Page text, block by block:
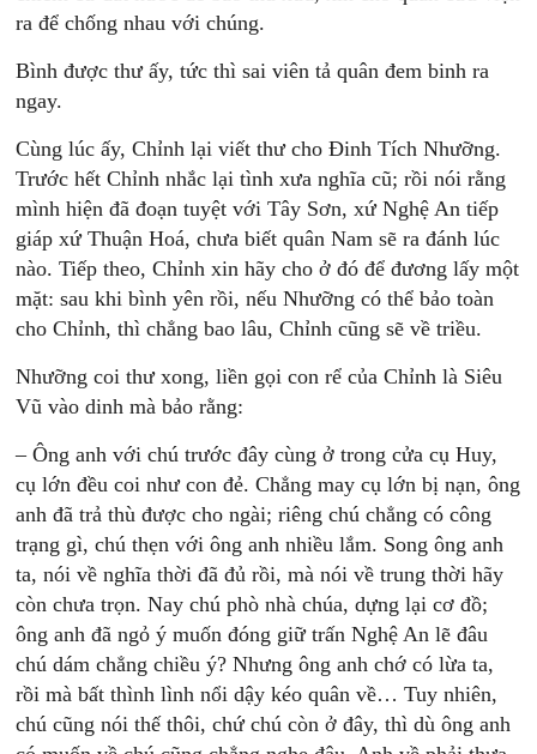
ra để chống nhau với chúng.
Bình được thư ấy, tức thì sai viên tả quân đem binh ra
ngay.
Cùng lúc ấy, Chỉnh lại viết thư cho Đinh Tích Nhưỡng.
Trước hết Chỉnh nhắc lại tình xưa nghĩa cũ; rồi nói rằng
mình hiện đã đoạn tuyệt với Tây Sơn, xứ Nghệ An tiếp
giáp xứ Thuận Hoá, chưa biết quân Nam sẽ ra đánh lúc
nào. Tiếp theo, Chỉnh xin hãy cho ở đó để đương lấy một
mặt: sau khi bình yên rồi, nếu Nhưỡng có thể bảo toàn
cho Chỉnh, thì chẳng bao lâu, Chỉnh cũng sẽ về triều.
Nhưỡng coi thư xong, liền gọi con rể của Chỉnh là Siêu
Vũ vào dinh mà bảo rằng:
– Ông anh với chú trước đây cùng ở trong cửa cụ Huy,
cụ lớn đều coi như con đẻ. Chẳng may cụ lớn bị nạn, ông
anh đã trả thù được cho ngài; riêng chú chẳng có công
trạng gì, chú thẹn với ông anh nhiều lắm. Song ông anh
ta, nói về nghĩa thời đã đủ rồi, mà nói về trung thời hãy
còn chưa trọn. Nay chú phò nhà chúa, dựng lại cơ đồ;
ông anh đã ngỏ ý muốn đóng giữ trấn Nghệ An lẽ đâu
chú dám chẳng chiều ý? Nhưng ông anh chớ có lừa ta,
rồi mà bất thình lình nổi dậy kéo quân về… Tuy nhiên,
chú cũng nói thế thôi, chứ chú còn ở đây, thì dù ông anh